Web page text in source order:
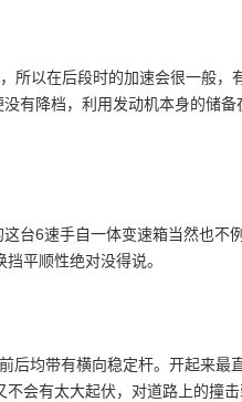
所以在后段时的加速会很一般，
有降档，利用发动机本身的储
台6速手自一体变速箱当然也不
平顺性绝对没得说。
均带有横向稳定杆。开起来最
会有太大起伏，对道路上的撞